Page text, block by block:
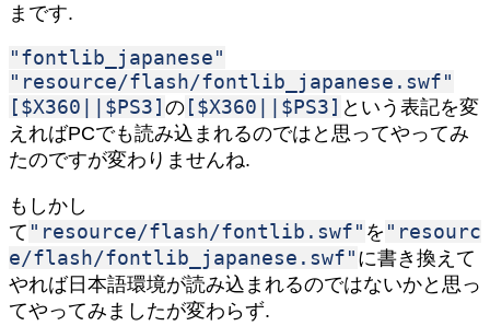
まです.
"fontlib_japanese"
"resource/flash/fontlib_japanese.swf"
[$X360||$PS3] の [$X360||$PS3] という表記を変
えればPCでも読み込まれるのではと思ってやってみ
たのですが変わりませんね.
もしかし
て "resource/flash/fontlib.swf" を "resourc
e/flash/fontlib_japanese.swf" に書き換えて
やれば日本語環境が読み込まれるのではないかと思っ
てやってみましたが変わらず.